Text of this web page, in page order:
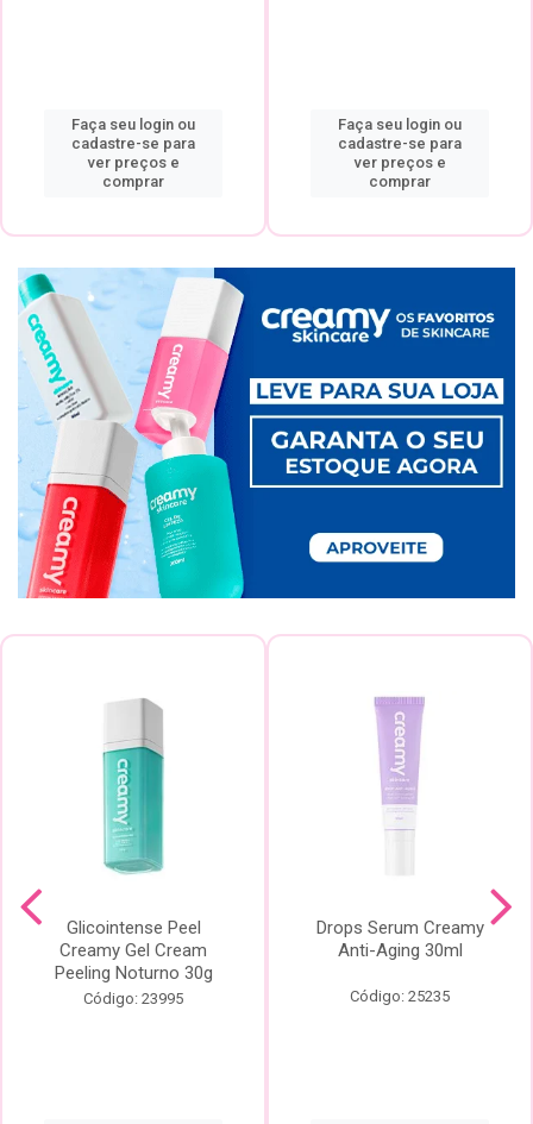
Faça seu login ou
cadastre-se para
ver preços e
comprar
Faça seu login ou
cadastre-se para
ver preços e
comprar
Glicointense Peel
Creamy Gel Cream
Peeling Noturno 30g
Código: 23995
Drops Serum Creamy
Anti-Aging 30ml
Código: 25235